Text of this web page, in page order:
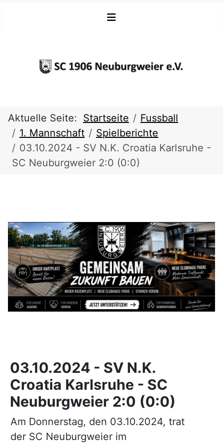
Aktuelle Seite: Startseite
Fussball
1. Mannschaft
Spielberichte
03.10.2024 - SV N.K. Croatia Karlsruhe -
SC Neuburgweier 2:0 (0:0)
03.10.2024 - SV N.K.
Croatia Karlsruhe - SC
Neuburgweier 2:0 (0:0)
Am Donnerstag, den 03.10.2024, trat
der SC Neuburgweier im